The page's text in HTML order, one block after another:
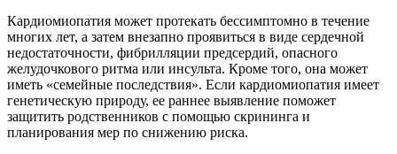
Кардиомиопатия может протекать бессимптомно в течение
многих лет, а затем внезапно проявиться в виде сердечной
недостаточности, фибрилляции предсердий, опасного
желудочкового ритма или инсульта. Кроме того, она может
иметь «семейные последствия». Если кардиомиопатия имеет
генетическую природу, ее раннее выявление поможет
защитить родственников с помощью скрининга и
планирования мер по снижению риска.